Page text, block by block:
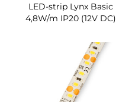
LED-strip Lynx Basic
4,8W/m IP20 (12V DC)